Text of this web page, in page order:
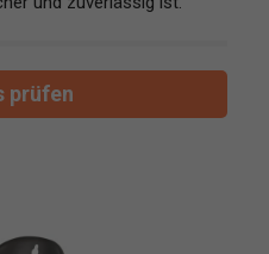
prüfen